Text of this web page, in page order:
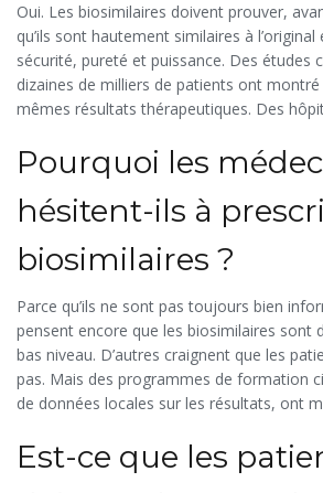
Oui. Les biosimilaires doivent prouver,
qu’ils sont hautement similaires à
sécurité, pureté et puissance. Des études
dizaines de milliers de patients ont montré
mêmes résultats thérapeutiques. Des
aucune perte d’efficacité.
Pourquoi les
hésitent-ils à
biosimilaires ?
Parce qu’ils ne sont pas toujours bien
pensent encore que les biosimilaires sont
bas niveau. D’autres craignent que les
pas. Mais des programmes de formation
de données locales sur les résultats, ont
l’information.
Est-ce que les